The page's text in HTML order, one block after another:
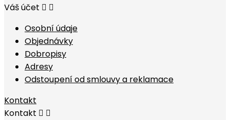
Váš účet  
Osobní údaje
Objednávky
Dobropisy
Adresy
Odstoupení od smlouvy a reklamace
Kontakt
Kontakt  